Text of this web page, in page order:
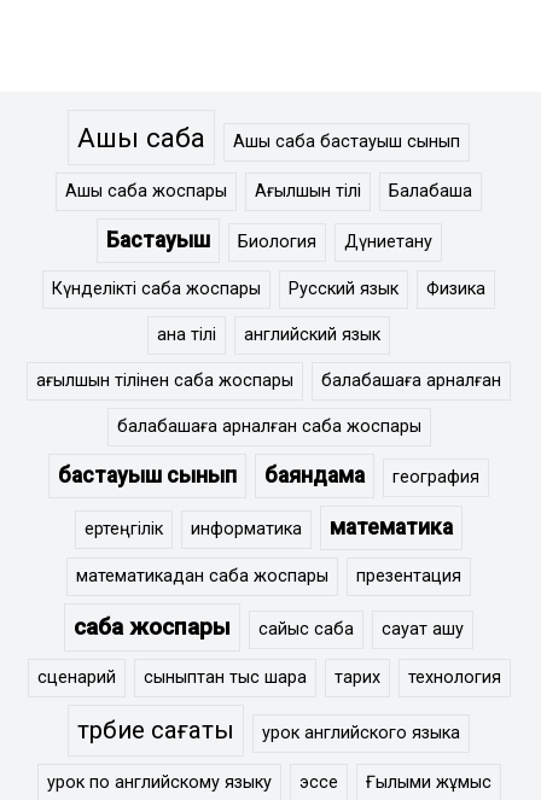
Ашық сабақ Ашық сабақ бастауыш сынып
Ашық сабақ жоспары Ағылшын тілі Балабақша
Бастауыш Биология Дүниетану
Күнделікті сабақ жоспары Русский язык Физика
ана тілі английский язык
ағылшын тілінен сабақ жоспары балабақшаға арналған
балабақшаға арналған сабақ жоспары
бастауыш сынып баяндама география
ертеңгілік информатика математика
математикадан сабақ жоспары презентация
сабақ жоспары сайыс сабақ сауат ашу
сценарий сыныптан тыс шара тарих технология
тәрбие сағаты урок английского языка
урок по английскому языку эссе Ғылыми жұмыс